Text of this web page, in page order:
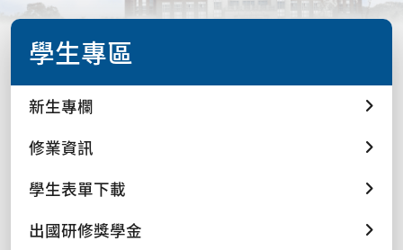
學生專區
新生專欄
修業資訊
學生表單下載
出國研修獎學金